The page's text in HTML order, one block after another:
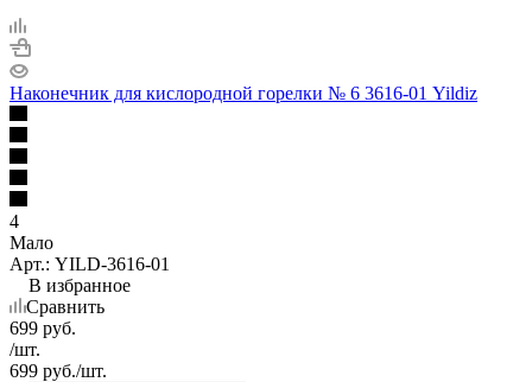
Наконечник для кислородной горелки № 6 3616-01 Yildiz
4
Мало
Арт.: YILD-3616-01
В избранное
Сравнить
699 руб.
/шт.
699 руб./шт.